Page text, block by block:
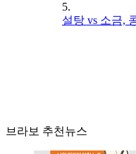
5.
설탕 vs 소금,
브라보 추천뉴스